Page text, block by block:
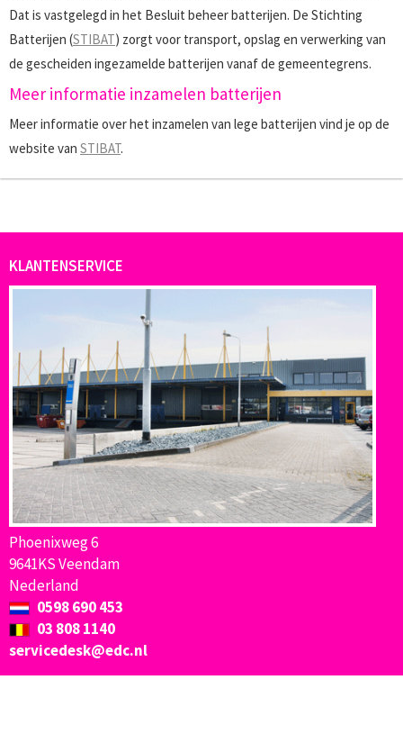
Dat is vastgelegd in het Besluit beheer batterijen. De Stichting
Batterijen (STIBAT) zorgt voor transport, opslag en verwerking van
de gescheiden ingezamelde batterijen vanaf de gemeentegrens.
Meer informatie inzamelen batterijen
Meer informatie over het inzamelen van lege batterijen vind je op de
website van STIBAT.
KLANTENSERVICE
Phoenixweg 6
9641KS Veendam
Nederland
0598 690 453
03 808 1140
servicedesk@edc.nl